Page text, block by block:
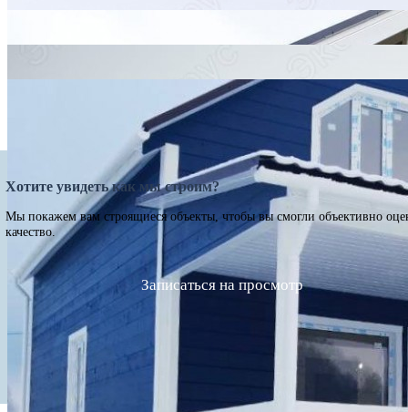
Хотите увидеть как мы строим?
Мы покажем вам строящиеся объекты, чтобы вы смогли объективно
качество.
Записаться на просмотр